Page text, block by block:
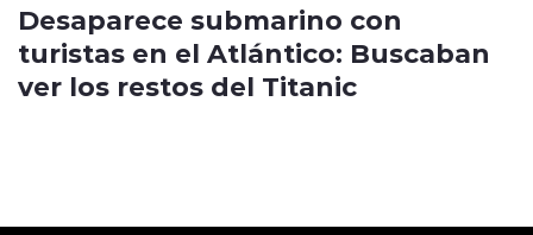
Desaparece submarino con
turistas en el Atlántico: Buscaban
ver los restos del Titanic